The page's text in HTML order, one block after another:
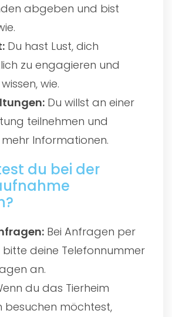
abgeben und bist
Du hast Lust, dich
zu engagieren und
wie.
Du willst an einer
teilnehmen und
Informationen.
du bei der
Bei Anfragen per
bitte deine Telefonnummer
an.
du das Tierheim
besuchen möchtest,